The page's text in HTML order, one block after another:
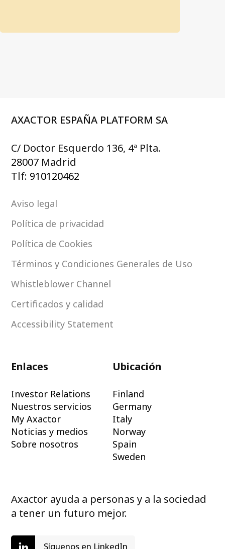
AXACTOR ESPAÑA PLATFORM SA
C/ Doctor Esquerdo 136, 4ª Plta.
28007 Madrid
Tlf: 910120462
Aviso legal
Política de privacidad
Política de Cookies
Términos y Condiciones Generales de Uso
Whistleblower Channel
Certificados y calidad
Accessibility Statement
Enlaces
Investor Relations
Nuestros servicios
My Axactor
Noticias y medios
Sobre nosotros
Ubicación
Finland
Germany
Italy
Norway
Spain
Sweden
Axactor ayuda a personas y a la sociedad
a tener un futuro mejor.
Síguenos en LinkedIn